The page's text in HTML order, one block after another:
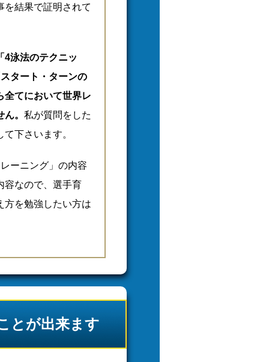
を結果で証明されて
4泳法のテクニッ
タート・ターンの
全てにおいて世界レ
。 私が質問をした
下さいます。
ーニング」の内容
容なので、選手育
方を勉強したい方は
とが出来ます